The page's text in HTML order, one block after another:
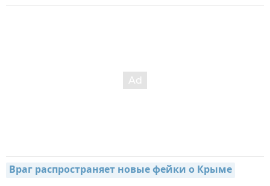
Враг распространяет новые фейки о Крыме